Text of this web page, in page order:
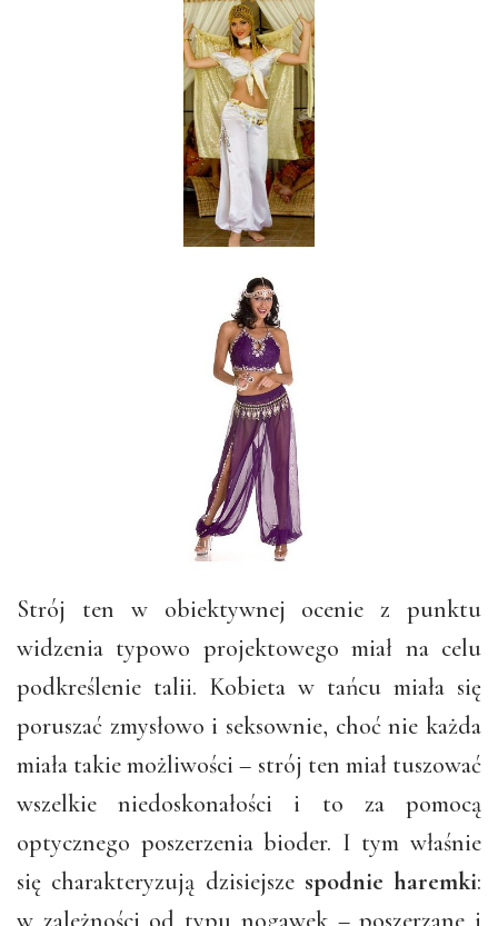
Strój ten w obiektywnej ocenie z punktu
widzenia typowo projektowego miał na celu
podkreślenie talii. Kobieta w tańcu miała się
poruszać zmysłowo i seksownie, choć nie każda
miała takie możliwości – strój ten miał tuszować
wszelkie niedoskonałości i to za pomocą
optycznego poszerzenia bioder. I tym właśnie
się charakteryzują dzisiejsze spodnie haremki: